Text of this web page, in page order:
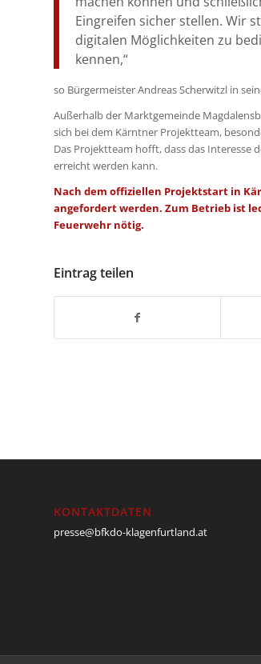
Eingreifen sicher stellen. Wir
digitalen Möglichkeiten zu
kennen,“
so Bürgermeister Andreas Scherwitzl in
Außerhalb der Marktgemeinde
sich bei dem Kärntner Projektteam,
Das Projektteam hofft, dass das Interesse
erreicht werden kann.
Nach dem offiziellen Projektstart in
angefordert werden. Zum Betrieb ist
Feuerwehr nötig.
Eintrag teilen
KONTAKTDATEN
presse@bfkdo-klagenfurtland.at